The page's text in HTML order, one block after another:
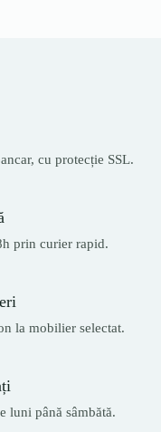
cu protecție SSL.
prin curier rapid.
la mobilier selectat.
luni până sâmbătă.